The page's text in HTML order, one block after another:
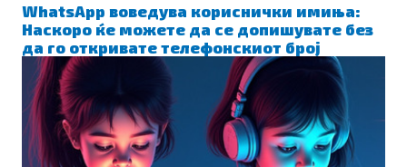
WhatsApp воведува кориснички имиња:
Наскоро ќе можете да се допишувате без
да го откривате телефонскиот број